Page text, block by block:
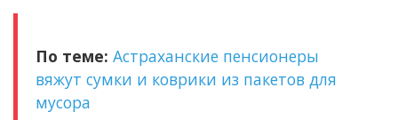
По теме: Астраханские пенсионеры
вяжут сумки и коврики из пакетов для
мусора